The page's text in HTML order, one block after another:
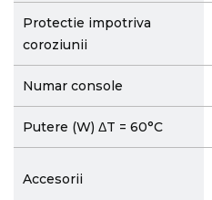
Protectie impotriva
coroziunii
Numar console
Putere (W) ΔT = 60°C
Accesorii